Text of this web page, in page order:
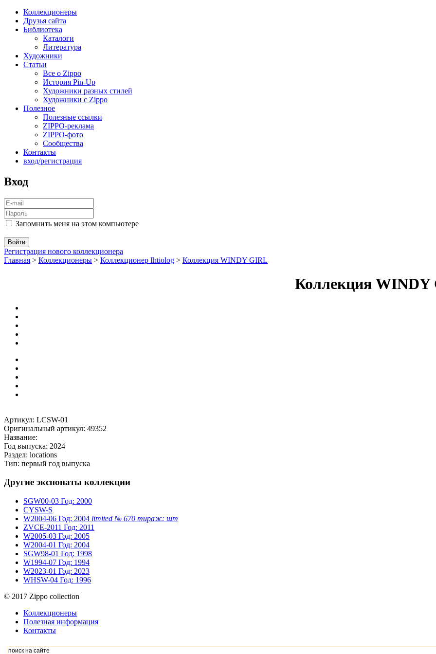
Коллекционеры
Друзья сайта
Библиотека
Каталоги
Литература
Художники
Статьи
Все о Zippo
История Pin-Up
Художники разных стилей
Художники с Zippo
Полезное
Полезные ссылки
ZIPPO-реклама
ZIPPO-фото
Сообщества
Контакты
вход/регистрация
Вход
Запомнить меня на этом компьютере
Регистрация нового коллекционера
Главная > Коллекционеры > Коллекционер Ihtiolog > Коллекция WINDY GIRL
Коллекция WINDY
Артикул: LCSW-01
Оригинальный артикул: 49352
Название:
Год выпуска: 2024
Раздел: locations
Тип: первый год выпуска
Другие экспонаты коллекции
SGW00-03 Год: 2000
CYSW-S
W2004-06 Год: 2004 limited № 670 тираж: шт
ZVCE-2011 Год: 2011
W2005-03 Год: 2005
W2004-01 Год: 2004
SGW98-01 Год: 1998
W1994-07 Год: 1994
W2023-01 Год: 2023
WHSW-04 Год: 1996
© 2017 Zippo collection
Коллекционеры
Полезная информация
Контакты